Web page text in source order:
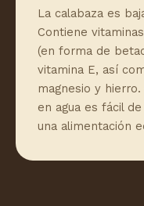
La calabaza es
Contiene
(en forma de
vitamina E, así
magnesio y
en agua es fácil
una alimentación